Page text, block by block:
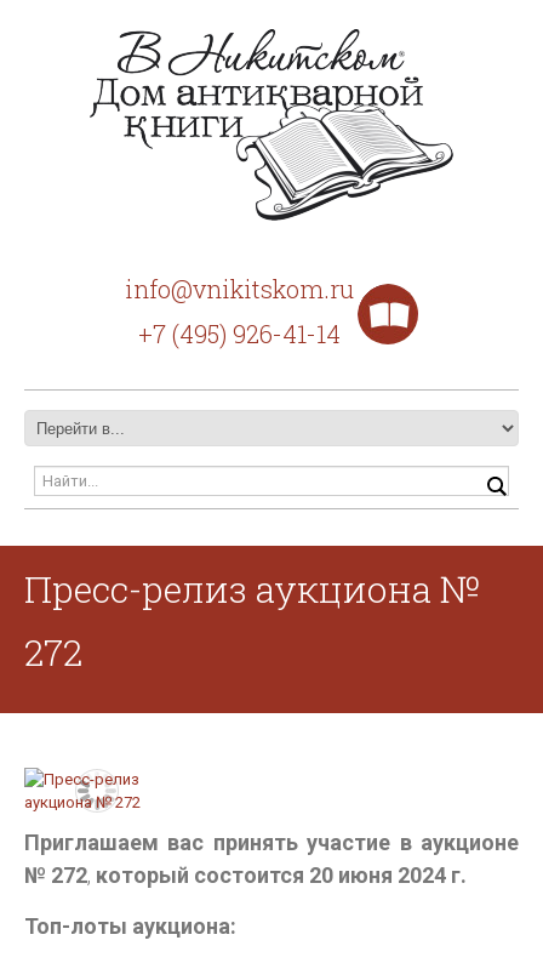
info@vnikitskom.ru
+7 (495) 926-41-14
Пресс-релиз аукциона №
272
Приглашаем вас принять участие в аукционе
№ 272, который состоится 20 июня 2024 г.
Топ-лоты аукциона: